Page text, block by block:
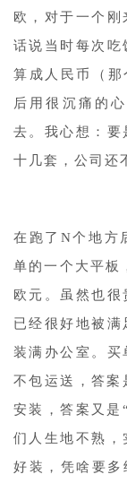
欧，对于一个刚
话说当时每次吃
算成人民币（
后用很沉痛的
去。我心想：要
十几套，公司还
在跑了N个地方
单的一个大平板
欧元。虽然也
已经很好地被满
装满办公室。
不包运送，答案
安装，答案又是
们人生地不熟，
好装，凭啥要